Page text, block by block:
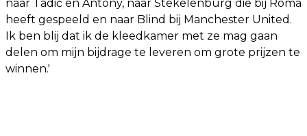
naar Tadić en Antony, naar Stekelenburg die bij Roma
heeft gespeeld en naar Blind bij Manchester United.
Ik ben blij dat ik de kleedkamer met ze mag gaan
delen om mijn bijdrage te leveren om grote prijzen te
winnen.'